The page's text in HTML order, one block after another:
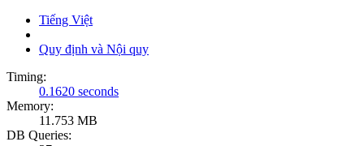
Tiếng Việt
Quy định và Nội quy
Timing:
0.1620 seconds
Memory:
11.753 MB
DB Queries: